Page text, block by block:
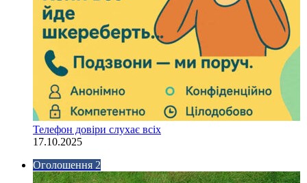
Телефон довіри слухає всіх
17.10.2025
Оголошення 2